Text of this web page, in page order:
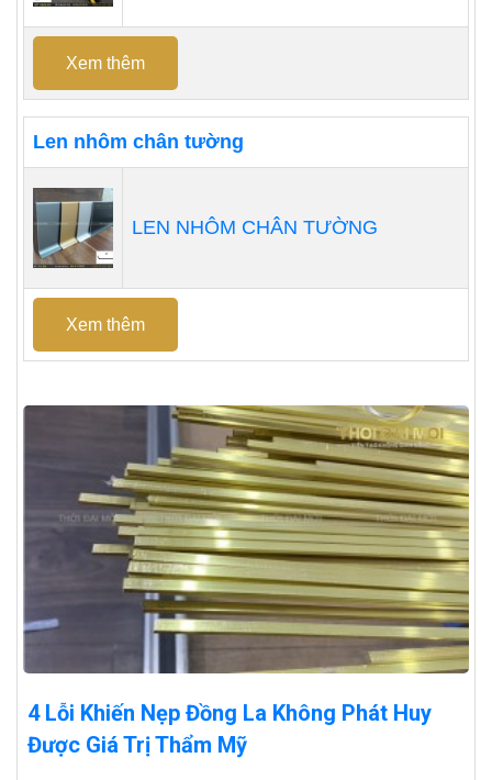
Xem thêm
Len nhôm chân tường
LEN NHÔM CHÂN TƯỜNG
Xem thêm
4 Lỗi Khiến Nẹp Đồng La Không Phát Huy
Được Giá Trị Thẩm Mỹ